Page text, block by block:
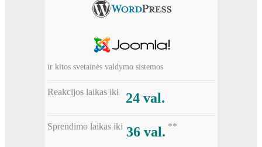
ir kitos svetainės valdymo sistemos
Reakcijos laikas iki 24 val.
Sprendimo laikas iki36 val. **